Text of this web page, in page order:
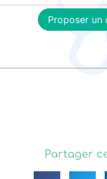
Proposer un
Partager